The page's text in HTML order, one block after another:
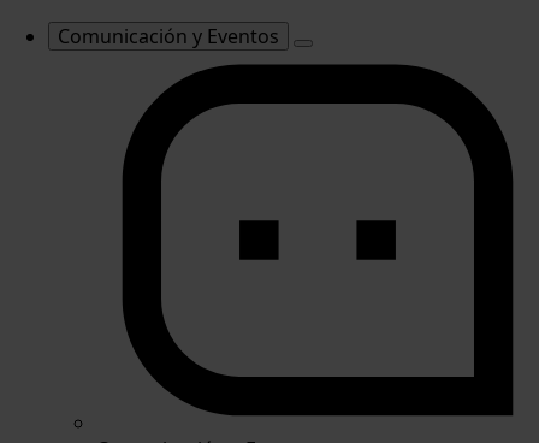
Comunicación y Eventos